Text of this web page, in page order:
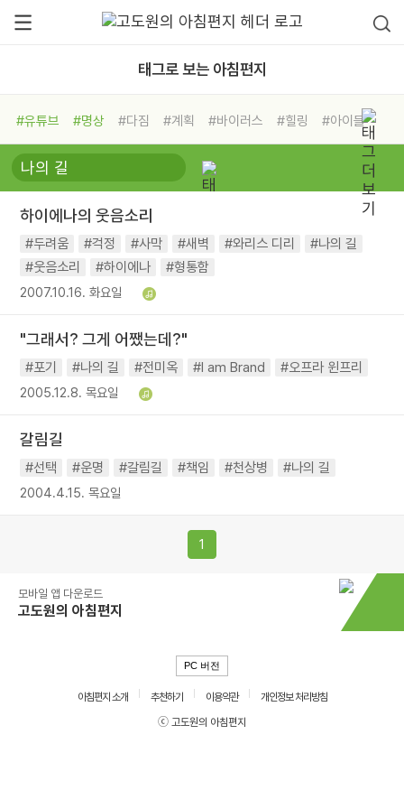
태그로 보는 아침편지
#유튜브 #명상 #다짐 #계획 #바이러스 #힐링
#아이들
#비전캠프
#독서캠프 #삶
#희망
#나눔 #친구 #링컨학교
#독서
#건강 #면역력
하이에나의 웃음소리
#두려움 #걱정 #사막 #새벽 #와리스 디리
#나의 길
#웃음소리
#하이에나 #형통함
2007.10.16. 화요일
"그래서? 그게 어쨌는데?"
#포기 #나의 길 #전미옥 #I am Brand #오프라 윈프리
2005.12.8. 목요일
갈림길
#선택 #운명 #갈림길 #책임 #천상병 #나의 길
2004.4.15. 목요일
1
모바일 앱 다운로드
고도원의 아침편지
PC 버전
아침편지 소개 추천하기 이용약관
개인정보 처리방침
ⓒ 고도원의 아침편지